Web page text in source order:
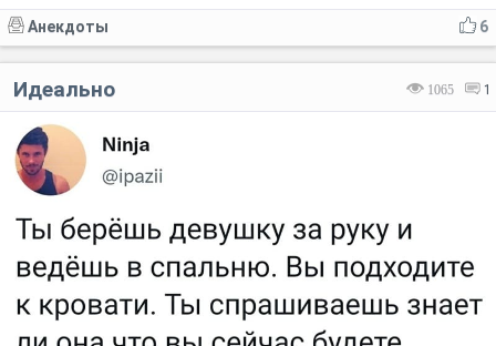
6
Анекдоты
1065 1
Идеально